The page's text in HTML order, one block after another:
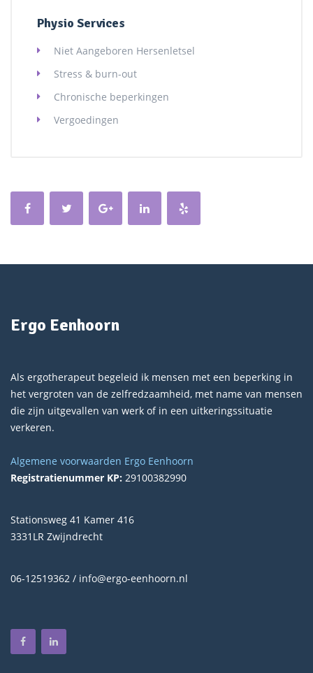
Physio Services
Niet Aangeboren Hersenletsel
Stress & burn-out
Chronische beperkingen
Vergoedingen
Ergo Eenhoorn
Als ergotherapeut begeleid ik mensen met een beperking in
het vergroten van de zelfredzaamheid, met name van mensen
die zijn uitgevallen van werk of in een uitkeringssituatie
verkeren.
Algemene voorwaarden Ergo Eenhoorn
Registratienummer KP: 29100382990
Stationsweg 41 Kamer 416
3331LR Zwijndrecht
06-12519362 / info@ergo-eenhoorn.nl